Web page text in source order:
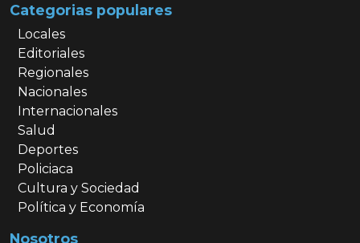
Categorias populares
Locales
Editoriales
Regionales
Nacionales
Internacionales
Salud
Deportes
Policiaca
Cultura y Sociedad
Política y Economía
Nosotros